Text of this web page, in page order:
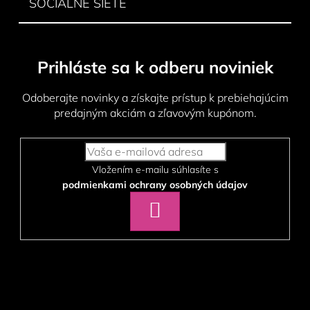
Prihláste sa k odberu noviniek
Odoberajte novinky a získajte prístup k prebiehajúcim
predajným akciám a zľavovým kupónom.
podmienkami ochrany osobných údajov
SA